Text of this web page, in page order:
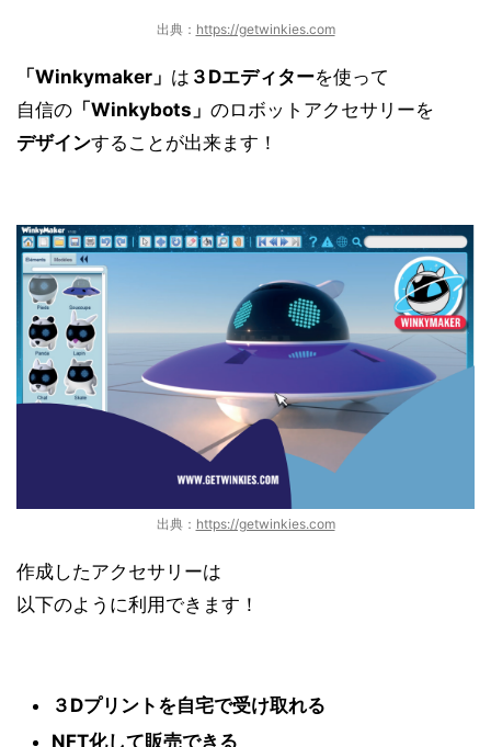
出典： https://getwinkies.com
「Winkymaker」 は ３Dエディターを使って
自信の 「Winkybots」 のロボットアクセサリーを
デザインすることが出来ます！
出典： https://getwinkies.com
作成したアクセサリーは
以下のように利用できます！
３Dプリントを自宅で受け取れる
NFT化して販売できる